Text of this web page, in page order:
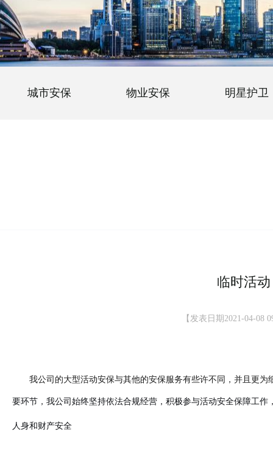
城市安保 物业安保 明星护卫
临时活动
【发表日期2021-04-08
我公司的大型活动安保与其他的安保服务有些许不同，并且更为
要环节，我公司始终坚持依法合规经营，积极参与活动安全保障工
人身和财产安全